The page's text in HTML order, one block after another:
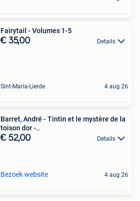
Fairytail - Volumes 1-5
€ 35,00 Details
Sint-Maria-Lierde 4 aug 26
Barret, André - Tintin et le mystère de la
toison dor -..
€ 52,00 Details
Bezoek website 4 aug 26